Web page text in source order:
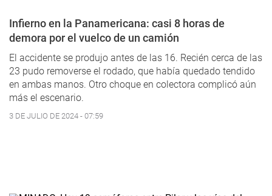
Infierno en la Panamericana: casi 8 horas de
demora por el vuelco de un camión
El accidente se produjo antes de las 16. Recién cerca de las
23 pudo removerse el rodado, que había quedado tendido
en ambas manos. Otro choque en colectora complicó aún
más el escenario.
3 DE JULIO DE 2024 - 07:59